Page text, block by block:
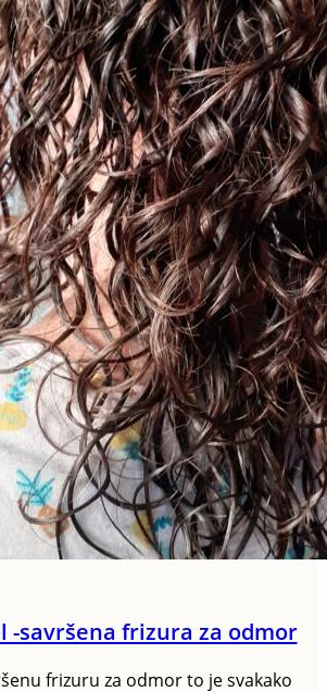
-savršena frizura za odmor
frizuru za odmor to je svakako